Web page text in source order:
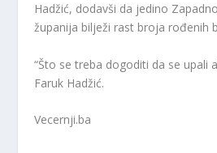
Hadžić, dodavši da jedino
županija bilježi rast broja rođenih
“Što se treba dogoditi da se upali
Faruk Hadžić.
Vecernji.ba